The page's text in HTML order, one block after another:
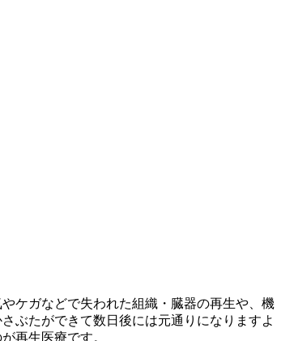
ケガなどで失われた組織・臓器の再生や、機
ぶたができて数日後には元通りになりますよ
再生医療です。